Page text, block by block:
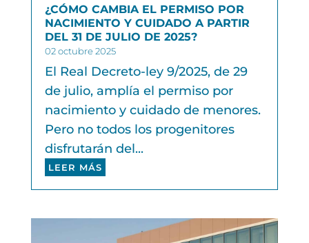
¿CÓMO CAMBIA EL PERMISO POR
NACIMIENTO Y CUIDADO A PARTIR
DEL 31 DE JULIO DE 2025?
02 octubre 2025
El Real Decreto-ley 9/2025, de 29
de julio, amplía el permiso por
nacimiento y cuidado de menores.
Pero no todos los progenitores
disfrutarán del...
LEER MÁS